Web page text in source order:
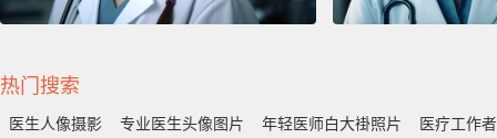
热门搜索
医生人像摄影 专业医生头像图片 年轻医师白大褂照片
医疗工作